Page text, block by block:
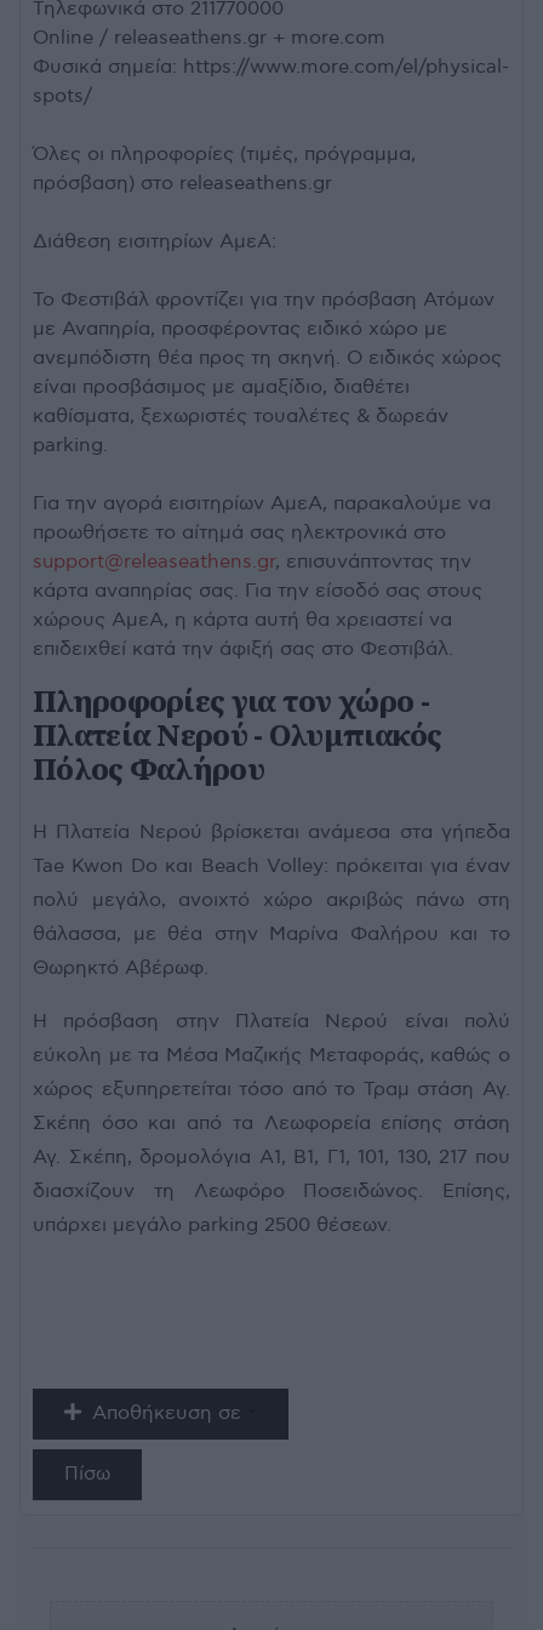
Τηλεφωνικά στο 211770000
Online / releaseathens.gr + more.com
Φυσικά σημεία: https://www.more.com/el/physical-
spots/
Όλες οι πληροφορίες (τιμές, πρόγραμμα,
πρόσβαση) στο releaseathens.gr
Διάθεση εισιτηρίων ΑμεΑ:
Το Φεστιβάλ φροντίζει για την πρόσβαση Ατόμων
με Αναπηρία, προσφέροντας ειδικό χώρο με
ανεμπόδιστη θέα προς τη σκηνή. Ο ειδικός χώρος
είναι προσβάσιμος με αμαξίδιο, διαθέτει
καθίσματα, ξεχωριστές τουαλέτες & δωρεάν
parking.
Για την αγορά εισιτηρίων ΑμεΑ, παρακαλούμε να
προωθήσετε το αίτημά σας ηλεκτρονικά στο
support@releaseathens.gr, επισυνάπτοντας την
κάρτα αναπηρίας σας. Για την είσοδό σας στους
χώρους ΑμεΑ, η κάρτα αυτή θα χρειαστεί να
επιδειχθεί κατά την άφιξή σας στο Φεστιβάλ.
Πληροφορίες για τον χώρο -
Πλατεία Νερού - Ολυμπιακός
Πόλος Φαλήρου
Η Πλατεία Νερού βρίσκεται ανάμεσα στα γήπεδα
Tae Kwon Do και Beach Volley: πρόκειται για έναν
πολύ μεγάλο, ανοιχτό χώρο ακριβώς πάνω στη
θάλασσα, με θέα στην Μαρίνα Φαλήρου και το
Θωρηκτό Αβέρωφ.
Η πρόσβαση στην Πλατεία Νερού είναι πολύ
εύκολη με τα Μέσα Μαζικής Μεταφοράς, καθώς ο
χώρος εξυπηρετείται τόσο από το Τραμ στάση Αγ.
Σκέπη όσο και από τα Λεωφορεία επίσης στάση
Αγ. Σκέπη, δρομολόγια Α1, Β1, Γ1, 101, 130, 217 που
διασχίζουν τη Λεωφόρο Ποσειδώνος. Επίσης,
υπάρχει μεγάλο parking 2500 θέσεων.
Αποθήκευση σε
Πίσω